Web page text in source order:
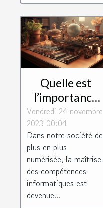
Quelle est
l’importance
de suivre une
formation en
informatique ?
Vendredi 24 novembre
2023 00:04
Dans notre société de
plus en plus
numérisée, la maîtrise
des compétences
informatiques est
devenue...